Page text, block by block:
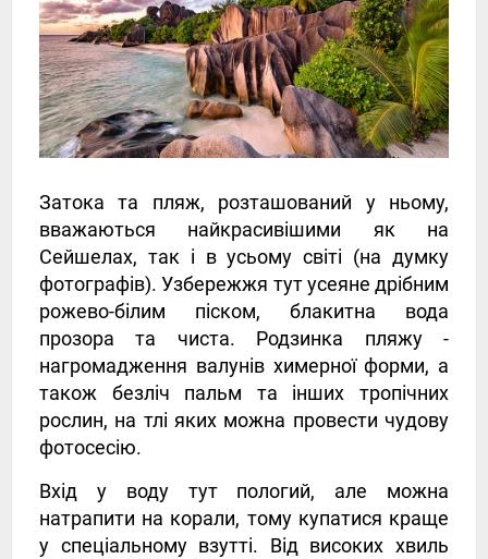
Затока та пляж, розташований у ньому,
вважаються найкрасивішими як на
Сейшелах, так і в усьому світі (на думку
фотографів). Узбережжя тут усеяне дрібним
рожево-білим піском, блакитна вода
прозора та чиста. Родзинка пляжу -
нагромадження валунів химерної форми, а
також безліч пальм та інших тропічних
рослин, на тлі яких можна провести чудову
фотосесію.
Вхід у воду тут пологий, але можна
натрапити на корали, тому купатися краще
у спеціальному взутті. Від високих хвиль